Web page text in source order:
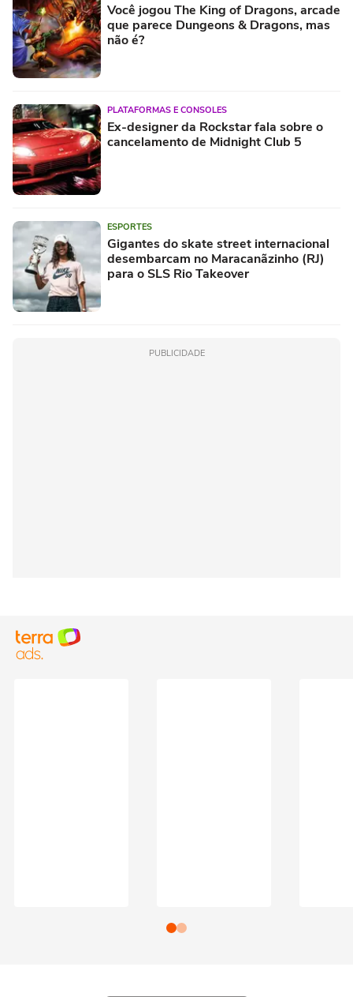
Você jogou The King of Dragons, arcade
que parece Dungeons & Dragons, mas
não é?
PLATAFORMAS E CONSOLES
Ex-designer da Rockstar fala sobre o
cancelamento de Midnight Club 5
ESPORTES
Gigantes do skate street internacional
desembarcam no Maracanãzinho (RJ)
para o SLS Rio Takeover
PUBLICIDADE